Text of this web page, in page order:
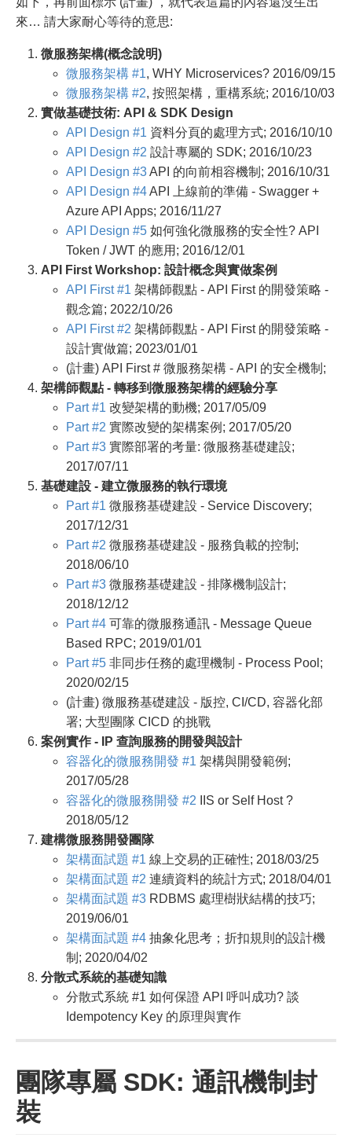
來… 請大家耐心等待的意思:
微服務架構(概念說明)
微服務架構 #1, WHY Microservices? 2016/09/15
微服務架構 #2, 按照架構，重構系統; 2016/10/03
實做基礎技術: API & SDK Design
API Design #1 資料分頁的處理方式; 2016/10/10
API Design #2 設計專屬的 SDK; 2016/10/23
API Design #3API 的向前相容機制; 2016/10/31
API Design #4API 上線前的準備 - Swagger +
Azure API Apps; 2016/11/27
API Design #5 如何強化微服務的安全性? API
Token / JWT 的應用; 2016/12/01
API First Workshop: 設計概念與實做案例
API First #1 架構師觀點 - API First 的開發策略 -
觀念篇; 2022/10/26
API First #2 架構師觀點 - API First 的開發策略 -
設計實做篇; 2023/01/01
(計畫) API First # 微服務架構 - API 的安全機制;
架構師觀點 - 轉移到微服務架構的經驗分享
Part #1 改變架構的動機; 2017/05/09
Part #2 實際改變的架構案例; 2017/05/20
Part #3 實際部署的考量: 微服務基礎建設;
2017/07/11
基礎建設 - 建立微服務的執行環境
Part #1 微服務基礎建設 - Service Discovery;
2017/12/31
Part #2 微服務基礎建設 - 服務負載的控制;
2018/06/10
Part #3 微服務基礎建設 - 排隊機制設計;
2018/12/12
Part #4 可靠的微服務通訊 - Message Queue
Based RPC; 2019/01/01
Part #5 非同步任務的處理機制 - Process Pool;
2020/02/15
(計畫) 微服務基礎建設 - 版控, CI/CD, 容器化部
署; 大型團隊 CICD 的挑戰
案例實作 - IP 查詢服務的開發與設計
容器化的微服務開發 #1 架構與開發範例;
2017/05/28
容器化的微服務開發 #2 IIS or Self Host ?
2018/05/12
建構微服務開發團隊
架構面試題 #1 線上交易的正確性; 2018/03/25
架構面試題 #2 連續資料的統計方式; 2018/04/01
架構面試題 #3 RDBMS 處理樹狀結構的技巧;
2019/06/01
架構面試題 #4 抽象化思考；折扣規則的設計機
制; 2020/04/02
分散式系統的基礎知識
分散式系統 #1 如何保證 API 呼叫成功? 談
Idempotency Key 的原理與實作
團隊專屬 SDK: 通訊機制封
裝